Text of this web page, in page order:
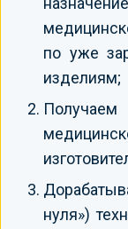
по уже
изделиям;
нуля»)